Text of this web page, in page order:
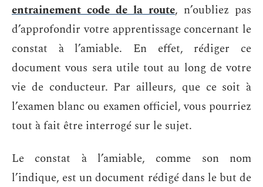
entrainement code de la route, n’oubliez pas
d’approfondir votre apprentissage concernant le
constat à l’amiable. En effet, rédiger ce
document vous sera utile tout au long de votre
vie de conducteur. Par ailleurs, que ce soit à
l’examen blanc ou examen officiel, vous pourriez
tout à fait être interrogé sur le sujet.
Le constat à l’amiable, comme son nom
l’indique, est un document rédigé dans le but de